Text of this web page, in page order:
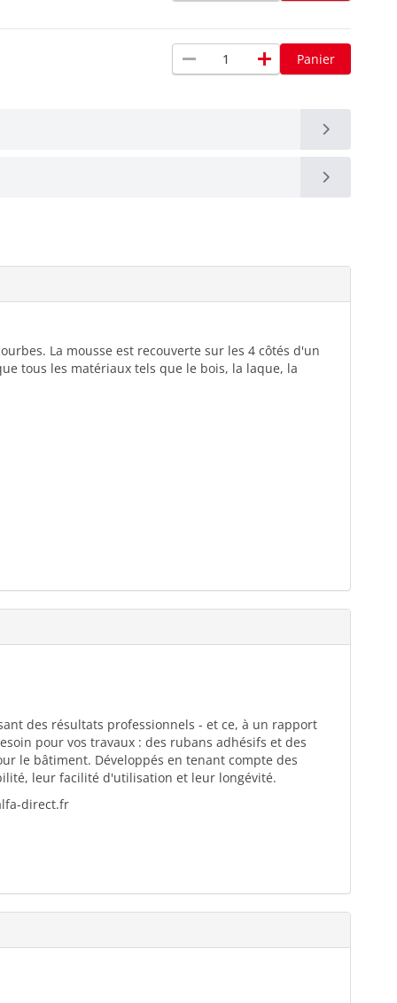
remove add Panier
La mousse est recouverte sur les 4 côtés d'un
tous les matériaux tels que le bois, la laque, la
des résultats professionnels - et ce, à un rapport
pour vos travaux : des rubans adhésifs et des
le bâtiment. Développés en tenant compte des
leur facilité d'utilisation et leur longévité.
direct.fr